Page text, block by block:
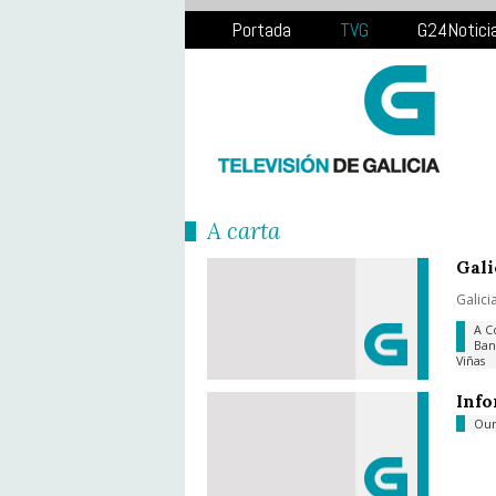
Portada TVG
Á carta
A
Viñas